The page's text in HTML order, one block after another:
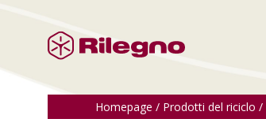
Homepage / Prodotti del riciclo /